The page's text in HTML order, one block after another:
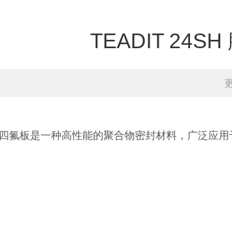
TEADIT 24SH
板是一种高性能的聚合物密封材料，广泛应用